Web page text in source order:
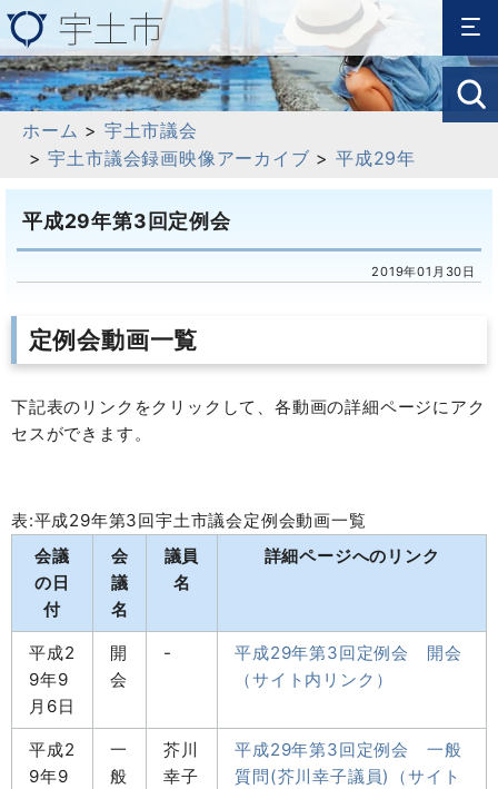
ホーム > 宇土市議会
>宇土市議会録画映像アーカイブ >平成29年
平成29年第3回定例会
2019年01月30日
定例会動画一覧
下記表のリンクをクリックして、各動画の詳細ページにアク
セスができます。
表:平成29年第3回宇土市議会定例会動画一覧
会議
の日
付
会
議
名
議員
名
詳細ページへのリンク
平成2
9年9
月6日
開
会
-
平成29年第3回定例会 開会
（サイト内リンク）
平成2
9年9
一
般
芥川
幸子
平成29年第3回定例会 一般
質問(芥川幸子議員)（サイト